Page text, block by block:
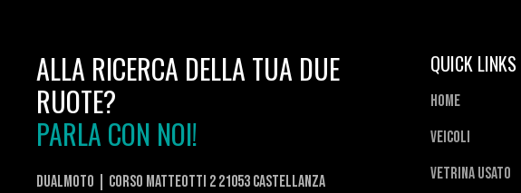
ALLA RICERCA DELLA TUA DUE
RUOTE?
PARLA CON NOI!
DualMoto | corso Matteotti 2 21053 Castellanza
QUICK LINKS
Home
Veicoli
Vetrina usato